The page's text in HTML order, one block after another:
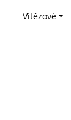
Vítězové